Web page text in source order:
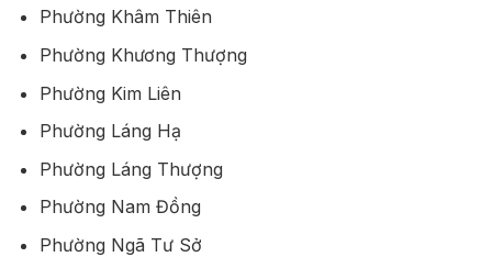
Phường Khâm Thiên
Phường Khương Thượng
Phường Kim Liên
Phường Láng Hạ
Phường Láng Thượng
Phường Nam Đồng
Phường Ngã Tư Sở